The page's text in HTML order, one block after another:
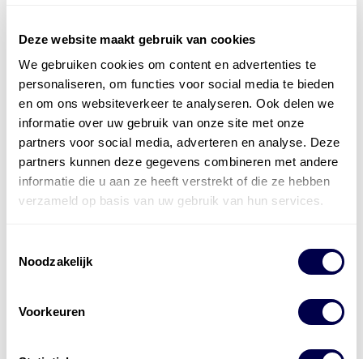
Deze website maakt gebruik van cookies
We gebruiken cookies om content en advertenties te
personaliseren, om functies voor social media te bieden
en om ons websiteverkeer te analyseren. Ook delen we
informatie over uw gebruik van onze site met onze
partners voor social media, adverteren en analyse. Deze
partners kunnen deze gegevens combineren met andere
informatie die u aan ze heeft verstrekt of die ze hebben
verzameld op basis van uw gebruik van hun services.
Noodzakelijk
Voorkeuren
Officieel distributeur met Mobil Smeermiddelen
voor alle sectoren
Welke olie heb ik nodig
Alle producten bekijken
ReferentiesKwikfit,Roba ,de Groot